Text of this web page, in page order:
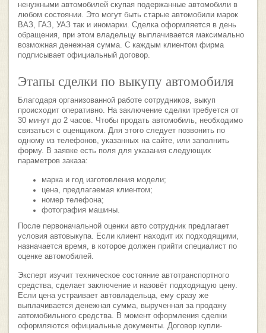
ненужными автомобилей скупая подержанные автомобили в
любом состоянии. Это могут быть старые автомобили марок
ВАЗ, ГАЗ, УАЗ так и иномарки. Сделка оформляется в день
обращения, при этом владельцу выплачивается максимально
возможная денежная сумма. С каждым клиентом фирма
подписывает официальный договор.
Этапы сделки по выкупу автомобиля
Благодаря организованной работе сотрудников, выкуп
происходит оперативно. На заключение сделки требуется от
30 минут до 2 часов. Чтобы продать автомобиль, необходимо
связаться с оценщиком. Для этого следует позвонить по
одному из телефонов, указанных на сайте, или заполнить
форму. В заявке есть поля для указания следующих
параметров заказа:
марка и год изготовления модели;
цена, предлагаемая клиентом;
номер телефона;
фотография машины.
После первоначальной оценки авто сотрудник предлагает
условия автовыкупа. Если клиент находит их подходящими,
назначается время, в которое должен прийти специалист по
оценке автомобилей.
Эксперт изучит техническое состояние автотранспортного
средства, сделает заключение и назовёт подходящую цену.
Если цена устраивает автовладельца, ему сразу же
выплачивается денежная сумма, вырученная за продажу
автомобильного средства. В момент оформления сделки
оформляются официальные документы. Договор купли-